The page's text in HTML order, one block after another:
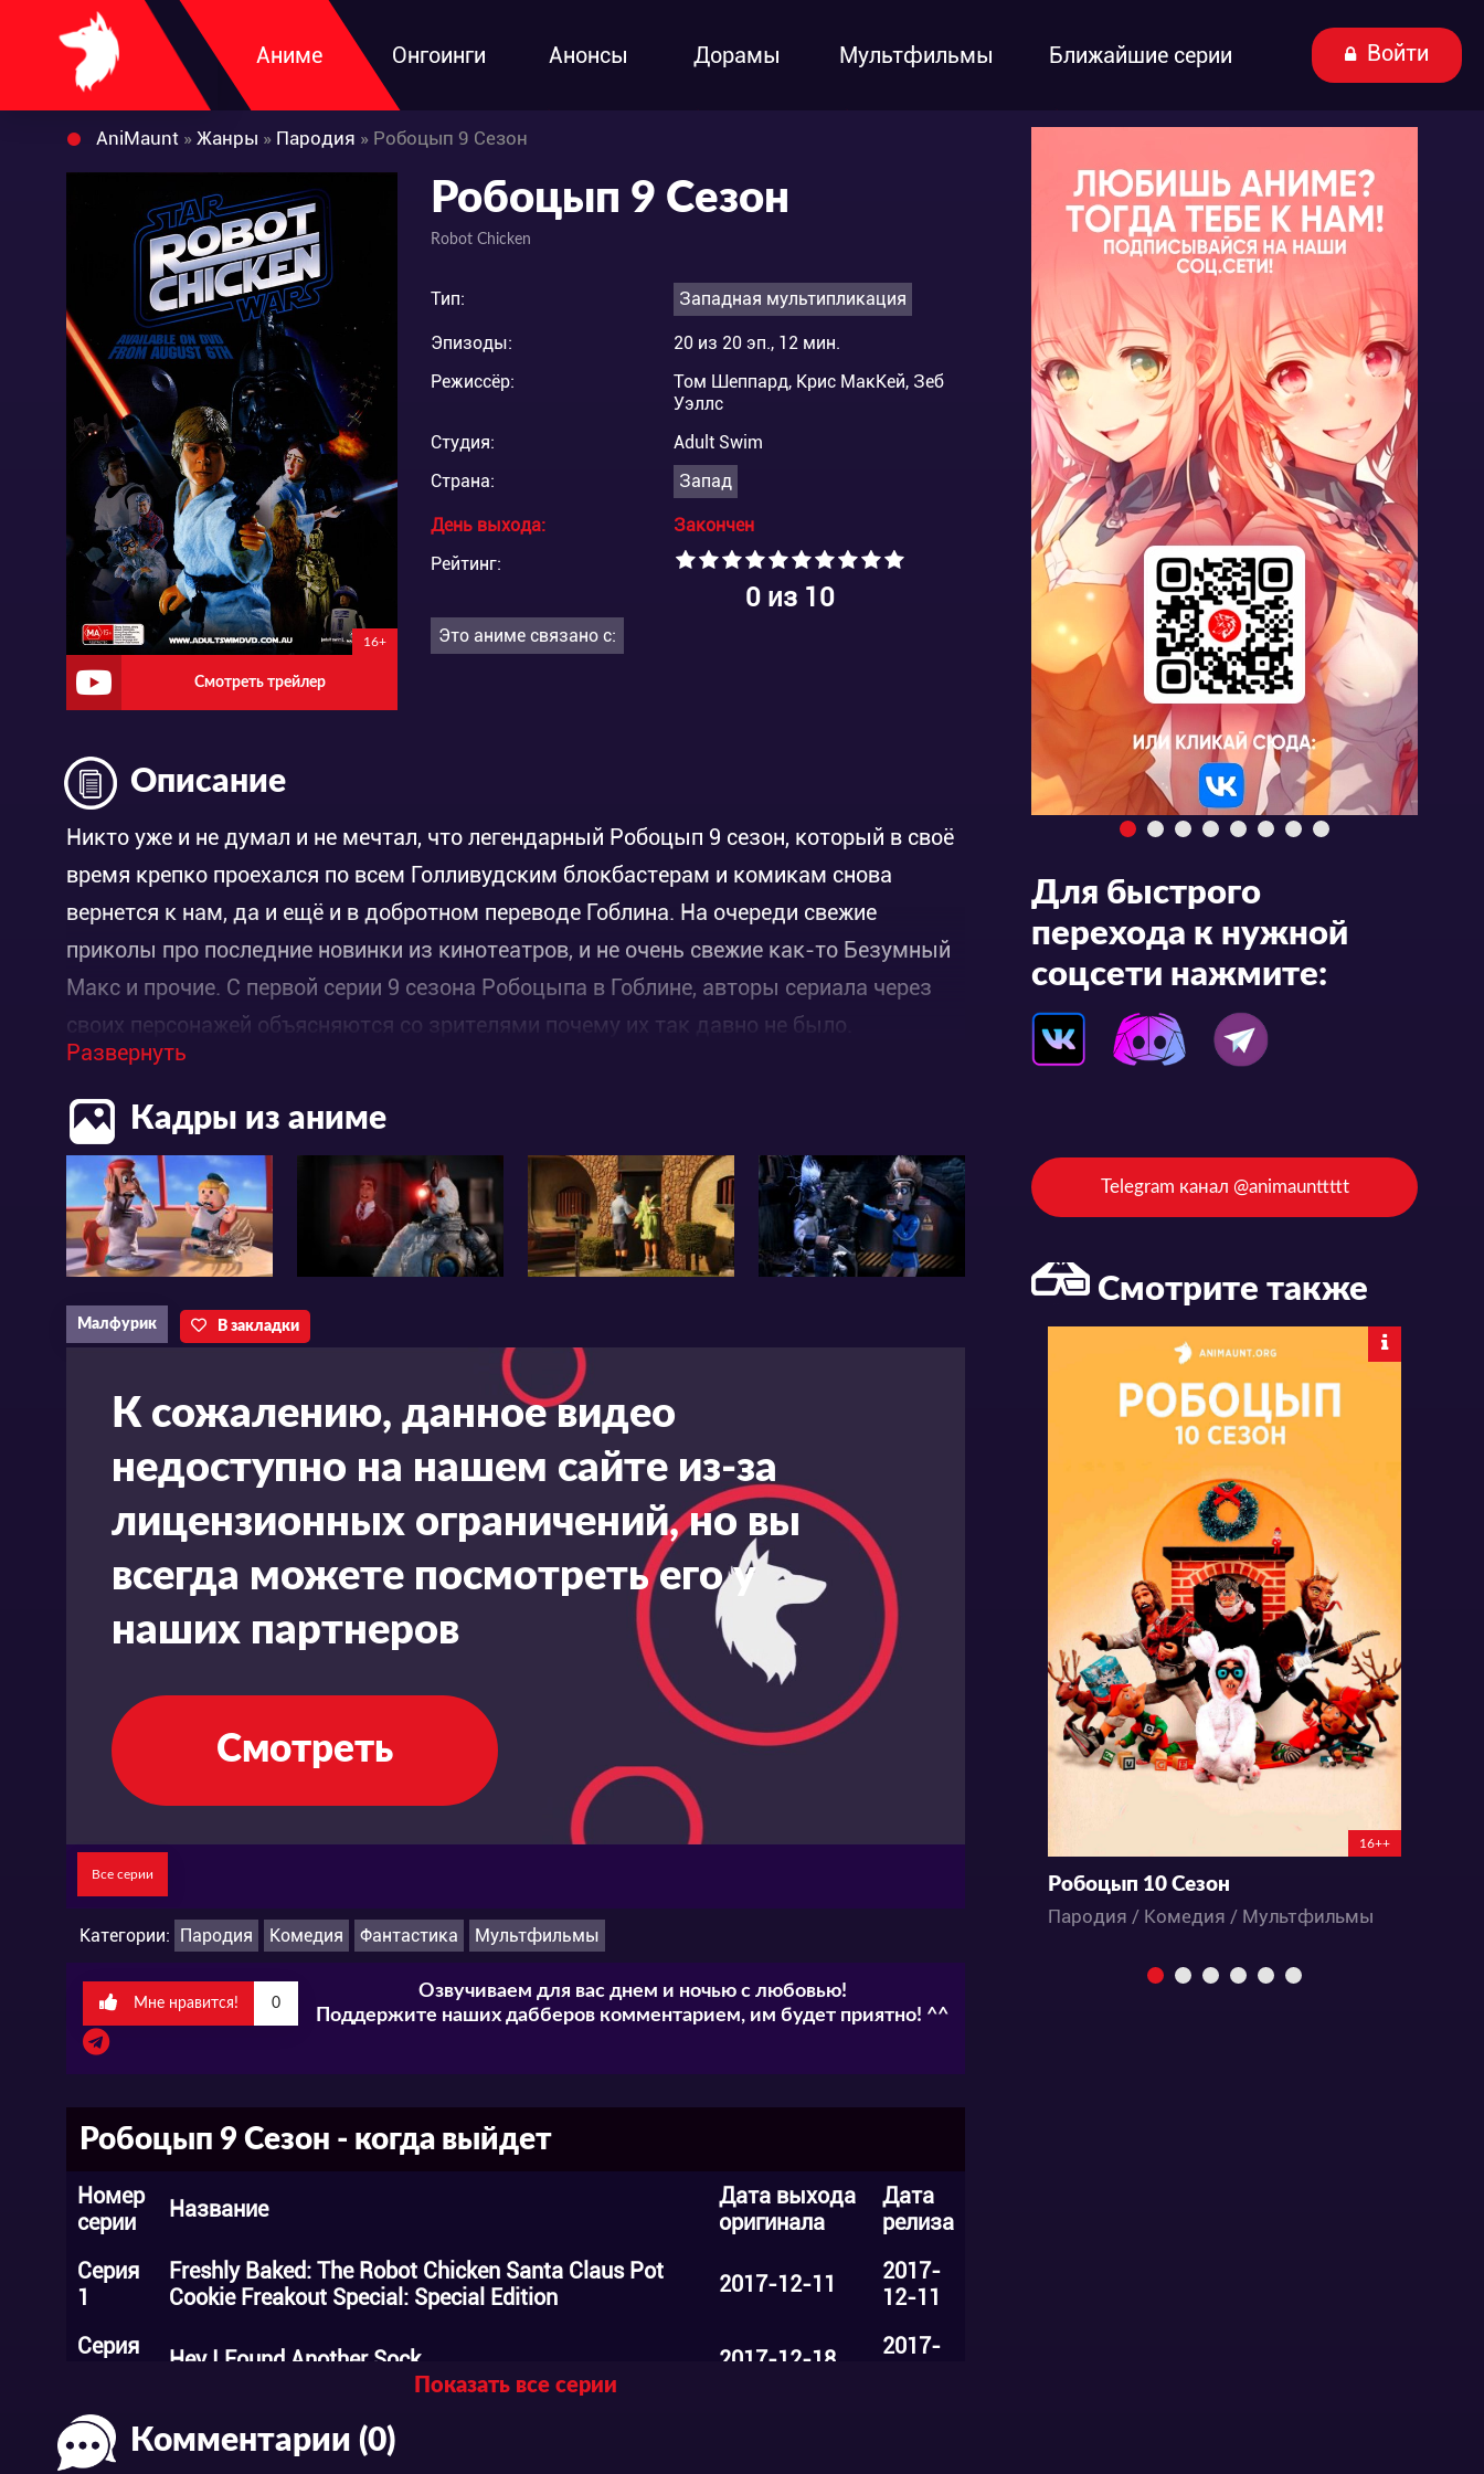
Аниме Онгоинги Анонсы Дорамы Мультфильмы Ближайшие серии Войти
AniMaunt » Жанры » Пародия » Робоцып 9 Сезон
16+
Смотреть трейлер
Робоцып 9 Сезон
Robot Chicken
Тип: Западная мультипликация
Эпизоды:
20 из 20 эп., 12 мин.
Режиссёр:
Том Шеппард, Крис МакКей, Зеб
Уэллс
Студия:
Adult Swim
Страна:
Запад
День выхода:
Закончен
Рейтинг:
0из 10
Это аниме связано с:
Описание
Никто уже и не думал и не мечтал, что легендарный Робоцып 9 сезон, который в своё
время крепко проехался по всем Голливудским блокбастерам и комикам снова
вернется к нам, да и ещё и в добротном переводе Гоблина. На очереди свежие
приколы про последние новинки из кинотеатров, и не очень свежие как-то Безумный
Макс и прочие. С первой серии 9 сезона Робоцыпа в Гоблине, авторы сериала через
своих персонажей объясняются со зрителями почему их так давно не было.
Развернуть
Кадры из аниме
Малфурик В закладки
К сожалению, данное видео
недоступно на нашем сайте из-за
лицензионных ограничений, но вы
всегда можете посмотреть его у
наших партнеров
Смотреть
Все серии
Категории: Пародия Комедия Фантастика Мультфильмы
Мне нравится! 0
Озвучиваем для вас днем и ночью с любовью!
Поддержите наших дабберов комментарием, им будет приятно! ^^
Робоцып 9 Сезон - когда выйдет
Номер
серии
Название
Дата выхода
оригинала
Дата
релиза
Серия
1
Freshly Baked: The Robot Chicken Santa Claus Pot
Cookie Freakout Special: Special Edition
2017-12-11
2017-
12-11
Серия
Hey I Found Another Sock 2017-12-18
2017-
Серия
3
Scoot to the Gute
Показать все серии
Комментарии (0)
Для быстрого
перехода к нужной
соцсети нажмите:
Telegram канал @animaunttttt
Смотрите также
16++
Робоцып 10 Сезон
Пародия / Комедия / Мультфильмы